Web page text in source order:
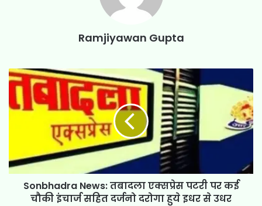
Ramjiyawan Gupta
Sonbhadra News: तबादला एक्सप्रेस पटरी पर कई
चौकी इंचार्ज सहित दर्जनो दरोगा हुये इधर से उधर